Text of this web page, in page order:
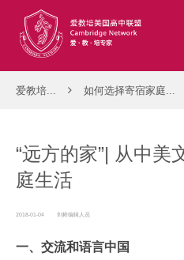
爱教培... 如何选择寄宿家庭...
“远方的家”| 从中美
庭生活
2018-01-04 剑桥编辑人员
一、交流和语言中国